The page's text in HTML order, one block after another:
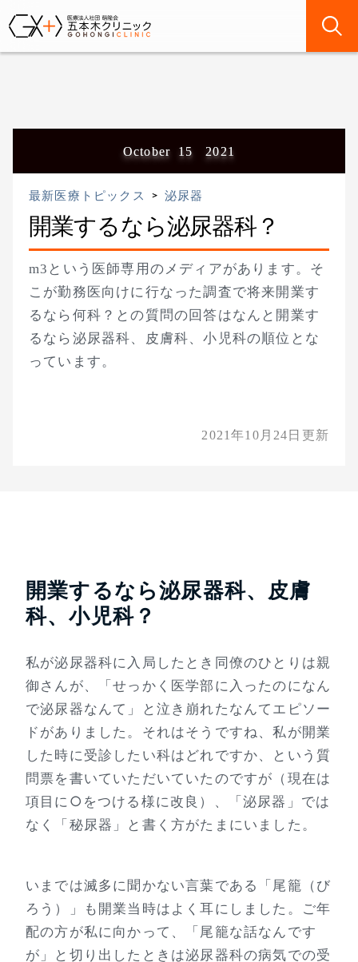
October 15 2021
最新医療トピックス ＞ 泌尿器
開業するなら泌尿器科？
m3という医師専用のメディアがあります。そ
こが勤務医向けに行なった調査で将来開業す
るなら何科？との質問の回答はなんと開業す
るなら泌尿器科、皮膚科、小児科の順位とな
っています。
2021年10月24日 更新
開業するなら泌尿器科、皮膚
科、小児科？
私が泌尿器科に入局したとき同僚のひとりは親
御さんが、「せっかく医学部に入ったのになん
で泌尿器なんて」と泣き崩れたなんてエピソー
ドがありました。それはそうですね、私が開業
した時に受診したい科はどれですか、という質
問票を書いていただいていたのですが（現在は
項目に○をつける様に改良）、「泌尿器」では
なく「秘尿器」と書く方がたまにいました。
いまでは滅多に聞かない言葉である「尾籠（び
ろう）」も開業当時はよく耳にしました。ご年
配の方が私に向かって、「尾籠な話なんです
が」と切り出したときは泌尿器科の病気での受